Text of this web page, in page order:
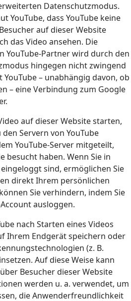
Datenschutzmodus.
YouTube, dass YouTube keine
auf dieser Website
das Video ansehen. Die
YouTube-Partner wird durch den
hingegen nicht zwingend
YouTube – unabhängig davon, ob
– eine Verbindung zum Google
auf dieser Website starten,
Servern von YouTube
YouTube-Server mitgeteilt,
besucht haben. Wenn Sie in
sind, ermöglichen Sie
direkt Ihrem persönlichen
Sie verhindern, indem Sie
ausloggen.
nach Starten eines Videos
Ihrem Endgerät speichern oder
(z. B.
Auf diese Weise kann
Besucher dieser Website
werden u. a. verwendet, um
die Anwenderfreundlichkeit